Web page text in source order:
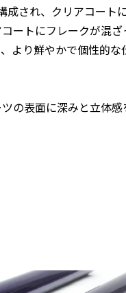
成され、クリアコート
ートにフレークが混ざ
より鮮やかで個性的な
の表面に深みと立体感